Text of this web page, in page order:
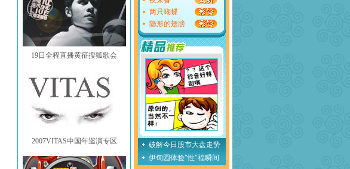
19日全程直播黄征搜狐歌会
2007VITAS中国年巡演专区
两只蝴蝶
隐形的翅膀
破解今日股市大盘走势
伊甸园体验"性"福瞬间